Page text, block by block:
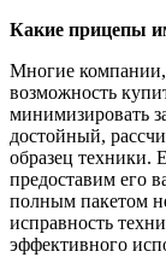
Какие прицепы
Многие
возможность
минимизировать
достойный,
образец техники.
предоставим его
полным пакетом
исправность
эффективного